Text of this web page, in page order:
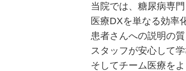
当院では、糖尿病専
医療DXを単なる効率
患者さんへの説明の質
スタッフが安心して
そしてチーム医療を